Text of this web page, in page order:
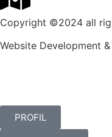
Copyright ©2024 all
Website Development
PROFIL